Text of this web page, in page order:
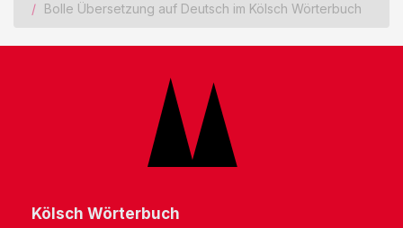
Bolle Übersetzung auf Deutsch im Kölsch Wörterbuch
Kölsch Wörterbuch